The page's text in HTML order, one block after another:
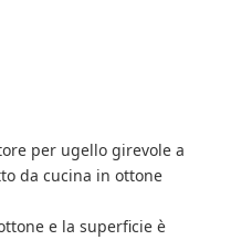
per ugello girevole a
da cucina in ottone
e la superficie è